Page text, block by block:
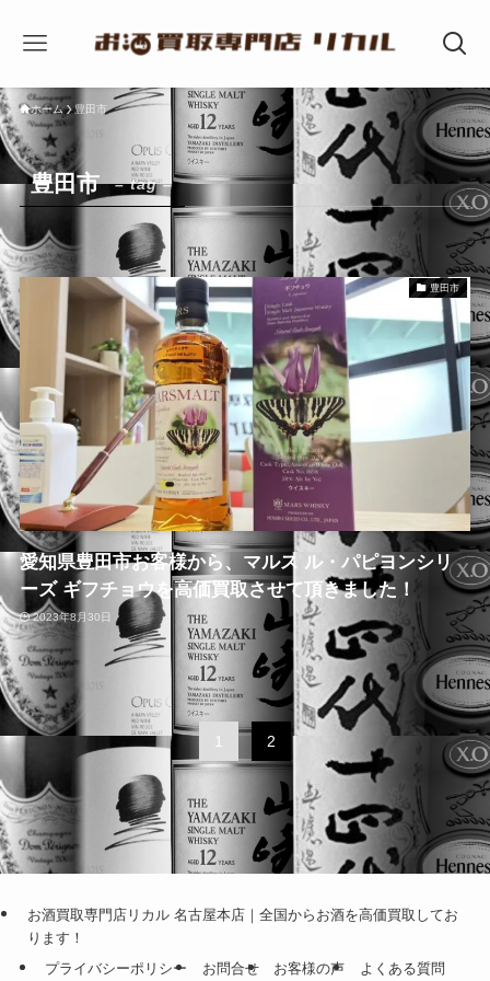
ホーム 豊田市
豊田市 – tag –
豊田市
愛知県豊田市お客様から、マルス ル・パピヨンシリ
ーズ ギフチョウを高価買取させて頂きました！
2023年8月30日
1 2
お酒買取専門店リカル 名古屋本店｜全国からお酒を高価買取してお
ります！
プライバシーポリシー
お問合せ お客様の声 よくある質問